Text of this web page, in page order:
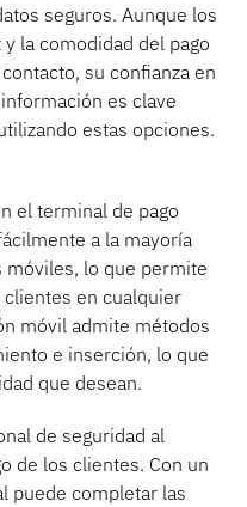
seguros. Aunque los
la comodidad del pago
su confianza en
es clave
estas opciones.
el terminal de pago
a la mayoría
móviles, lo que permite
en cualquier
móvil admite métodos
e inserción, lo que
que desean.
de seguridad al
de los clientes. Con un
puede completar las